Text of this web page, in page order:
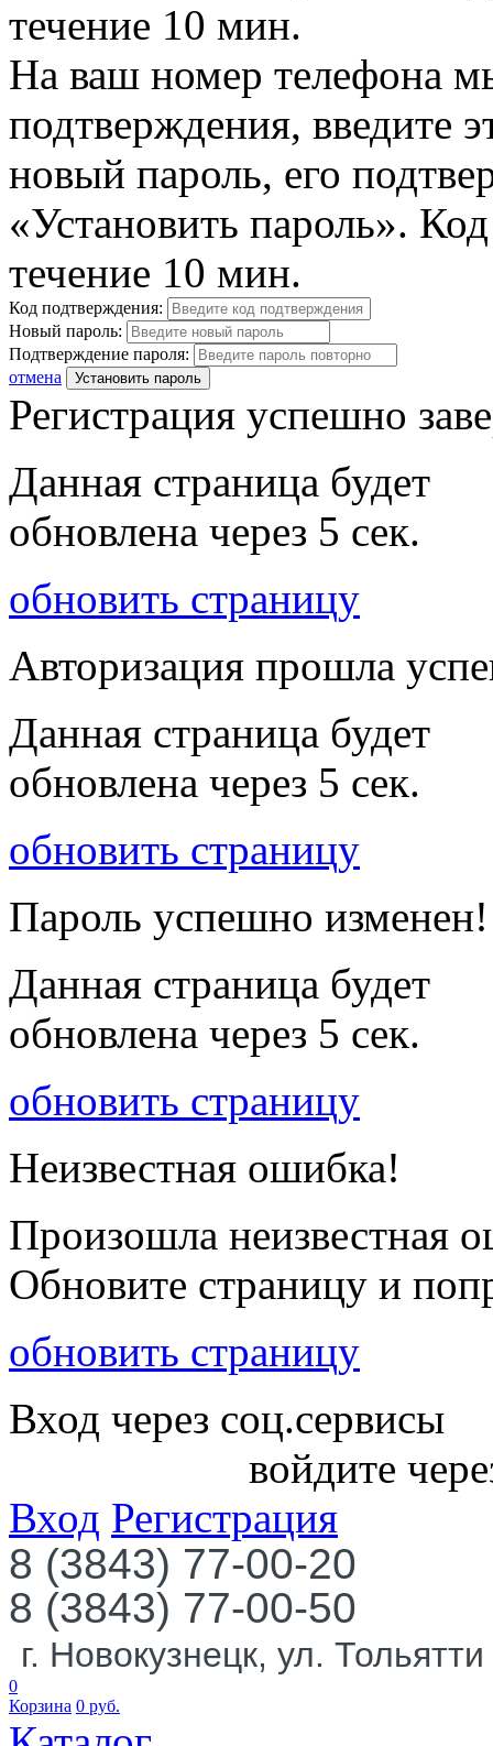
течение 10 мин.
На ваш номер телефона
подтверждения, введите
новый пароль, его
«Установить пароль».
течение 10 мин.
Код подтверждения:
Новый пароль:
Подтверждение пароля:
отмена
Установить пароль
Регистрация успешно
Данная страница будет
обновлена через 5 сек.
обновить страницу
Авторизация прошла
Данная страница будет
обновлена через 5 сек.
обновить страницу
Пароль успешно изменен!
Данная страница будет
обновлена через 5 сек.
обновить страницу
Неизвестная ошибка!
Произошла неизвестная
Обновите страницу и
обновить страницу
Вход через соц.сервисы
войдите
Вход Регистрация
8 (3843) 77-00-20
8 (3843) 77-00-50
г. Новокузнецк, ул.
0
Корзина 0 руб.